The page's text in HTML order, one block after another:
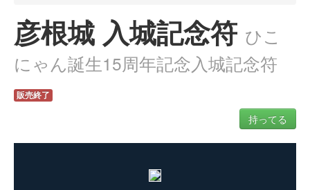
彦根城 入城記念符 ひこ
にゃん誕生15周年記念入城記念符
販売終了
持ってる